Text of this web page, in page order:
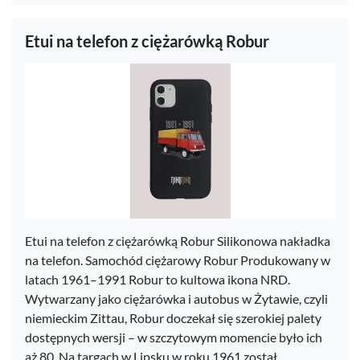
Etui na telefon z ciężarówką Robur
Etui na telefon z ciężarówką Robur Silikonowa nakładka
na telefon. Samochód ciężarowy Robur Produkowany w
latach 1961–1991 Robur to kultowa ikona NRD.
Wytwarzany jako ciężarówka i autobus w Żytawie, czyli
niemieckim Zittau, Robur doczekał się szerokiej palety
dostępnych wersji – w szczytowym momencie było ich
aż 80. Na targach w Lipsku w roku 1961 został